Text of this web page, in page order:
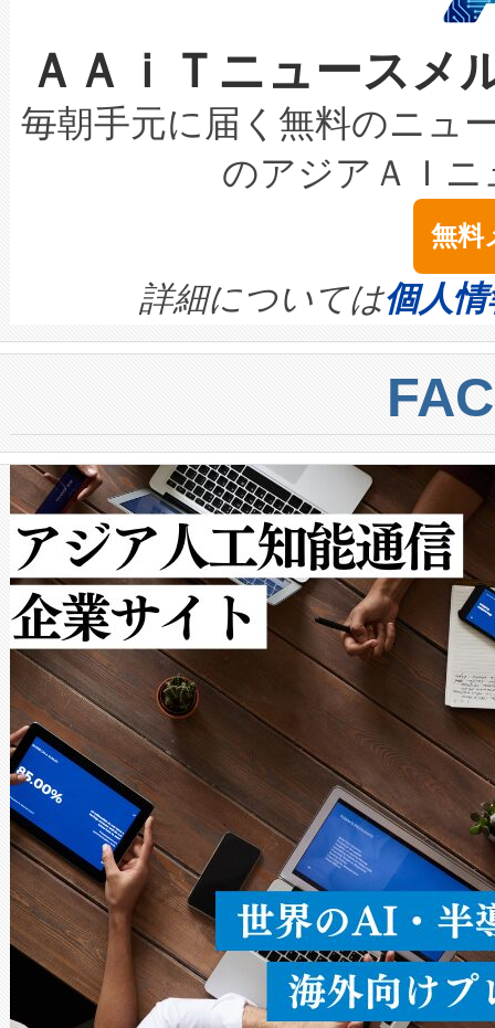
取得できる可能性もあります
設には、3億～4億ドルかか
最高経営責任者（CEO）であ
す。「当社のfully-connected
ームを利用すれば、6,000万
きます。この効率性は、フェ
限を超えて利用可能な電力容
持できるよう貢献します。こ
ービスレベル契約（SLA）違
テリー性能の劣化によるダウ
念は、現在データセンターが
ます。 Voltaiq provides a
quality and reliability for AI
BESS stack to ensure battery
centers. Voltaiqは、ai&のAI
からシステム統合、試運転、
クルの各段階のデータを監視
[…]
なレーザースポットにより、
な環境下でも豊かなディテー
キロメートル範囲を検出
LiDAR for Inspections,
は1535 nmレーザーを搭載。
イズの小径化を実現すること
す。ノーマルモードでは、
ートル先まで検出でき、これ
トに対して約600メートルに
では、反射率10％のターゲッ
で向上し、最大検知距離は
ットだけで最大1キロメート
ルの変電所周囲を監視でき、
作業と点群処理を簡素化でき
Avia 2は、2種類のFOVオプシ
× 80°のノーマルモード、長
ードを切り替えて使用するこ
ることなく、単一のデバイス
うにします。遠距離まで届く
密度なスキャ […]
ＡＡｉＴニュース
毎朝手元に届く無料のニュ
のアジアＡＩ
無料
詳細については個人